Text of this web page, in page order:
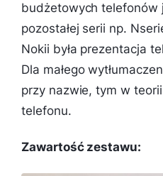
budżetowych telefonów
pozostałej serii np.
Nokii była prezentacja
Dla małego
przy nazwie, tym w
telefonu.
Zawartość zestawu: